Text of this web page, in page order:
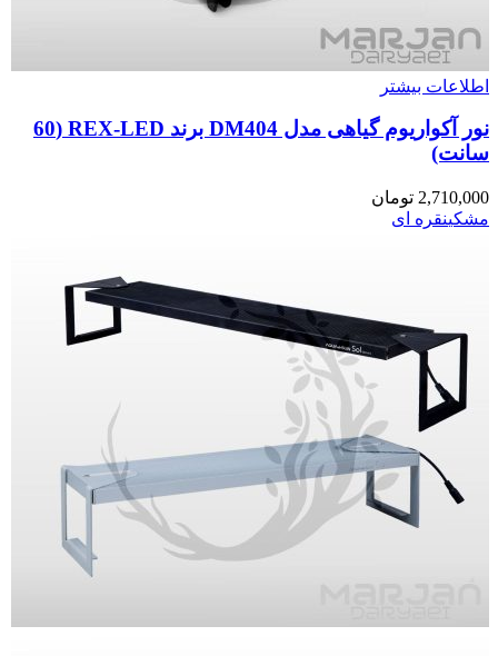
اطلاعات بیشتر
نور آکواریوم گیاهی مدل DM404 برند REX-LED (60
سانت)
2,710,000 تومان
مشکینقره ای